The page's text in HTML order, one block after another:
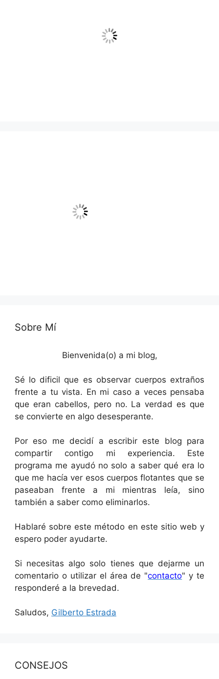
Sobre Mí
Bienvenida(o) a mi blog,
Sé lo dificil que es observar cuerpos extraños
frente a tu vista. En mi caso a veces pensaba
que eran cabellos, pero no. La verdad es que
se convierte en algo desesperante.
Por eso me decidí a escribir este blog para
compartir contigo mi experiencia. Este
programa me ayudó no solo a saber qué era lo
que me hacía ver esos cuerpos flotantes que se
paseaban frente a mi mientras leía, sino
también a saber como eliminarlos.
Hablaré sobre este método en este sitio web y
espero poder ayudarte.
Si necesitas algo solo tienes que dejarme un
comentario o utilizar el área de "contacto" y te
responderé a la brevedad.
Saludos, Gilberto Estrada
CONSEJOS